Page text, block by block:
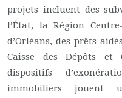
projets incluent des
l’État, la Région
d’Orléans, des prêts
Caisse des Dépôts et
dispositifs
immobiliers jouent